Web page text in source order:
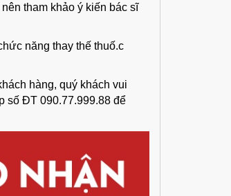
tham khảo ý kiến bác sĩ
năng thay thế thuố.c
hàng, quý khách vui
số ĐT 090.77.999.88 để